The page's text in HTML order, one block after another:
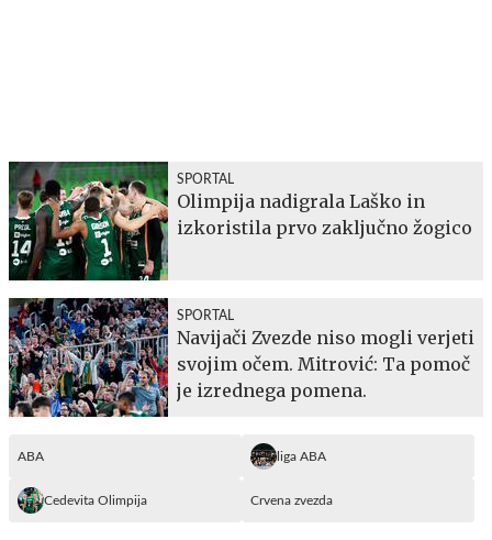
SPORTAL
Olimpija nadigrala Laško in
izkoristila prvo zaključno žogico
SPORTAL
Navijači Zvezde niso mogli verjeti
svojim očem. Mitrović: Ta pomoč
je izrednega pomena.
ABA liga ABA
Cedevita Olimpija Crvena zvezda